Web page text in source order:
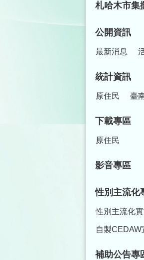
札哈木市集
公開資訊
最新消息
統計資訊
原住民 臺
下載專區
原住民
影音專區
性別主流化
性別主流化
自製
補助公告專